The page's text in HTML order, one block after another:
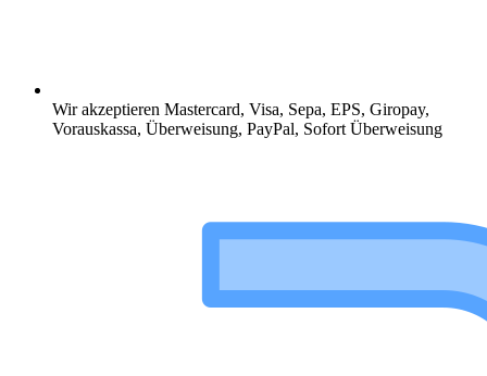
Wir akzeptieren Mastercard, Visa, Sepa, EPS, Giropay,
Vorauskassa, Überweisung, PayPal, Sofort Überweisung